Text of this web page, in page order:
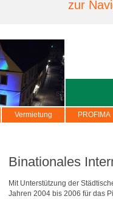
zur
Vermietung PROFIMA
Binationales
Mit Unterstützung der
Jahren 2004 bis 2006 für das